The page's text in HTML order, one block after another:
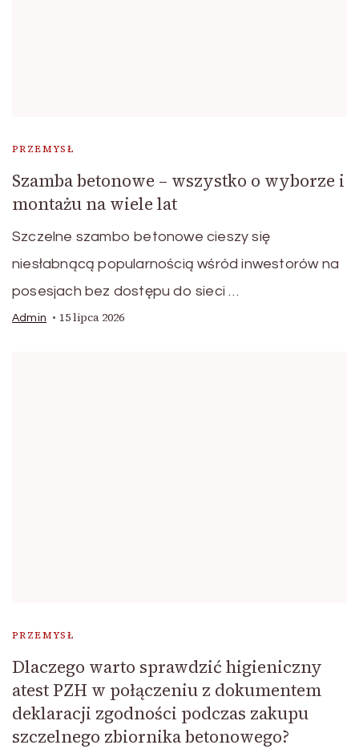
PRZEMYSŁ
Szamba betonowe – wszystko o wyborze i
montażu na wiele lat
Szczelne szambo betonowe cieszy się
niesłabnącą popularnością wśród inwestorów na
posesjach bez dostępu do sieci …
Admin 15 lipca 2026
PRZEMYSŁ
Dlaczego warto sprawdzić higieniczny
atest PZH w połączeniu z dokumentem
deklaracji zgodności podczas zakupu
szczelnego zbiornika betonowego?